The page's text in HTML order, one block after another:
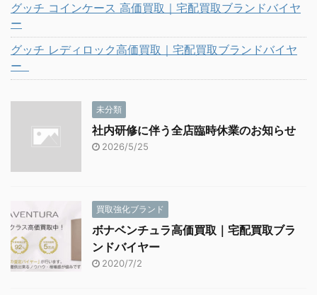
グッチ コインケース 高価買取｜宅配買取ブランドバイヤ
ー
グッチ レディロック高価買取｜宅配買取ブランドバイヤ
ー
未分類
社内研修に伴う全店臨時休業のお知らせ
2026/5/25
買取強化ブランド
ボナベンチュラ高価買取｜宅配買取ブラ
ンドバイヤー
2020/7/2